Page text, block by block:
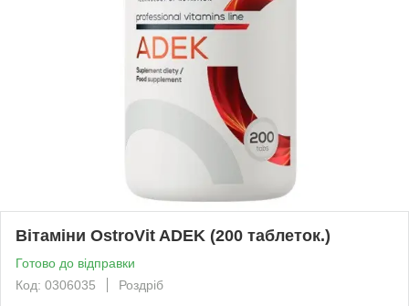
Вітаміни OstroVit ADEK (200 таблеток.)
Готово до відправки
Код: 0306035
Роздріб